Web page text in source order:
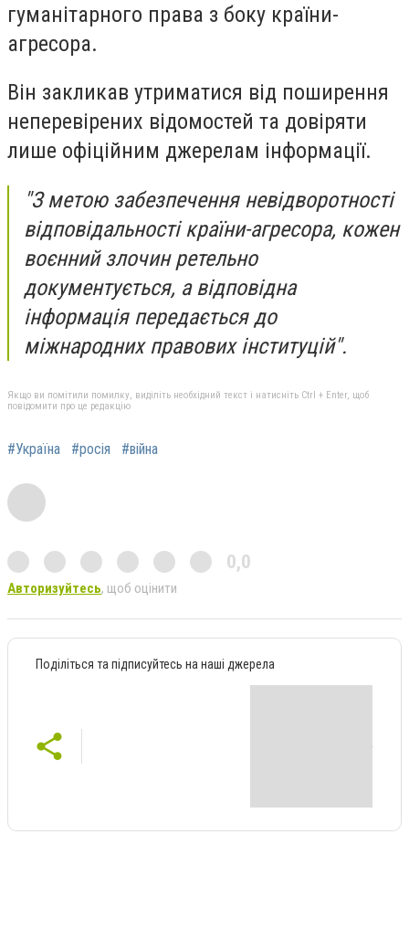
гуманітарного права з боку країни-
агресора.
Він закликав утриматися від поширення
неперевірених відомостей та довіряти
лише офіційним джерелам інформації.
"З метою забезпечення невідворотності
відповідальності країни-агресора, кожен
воєнний злочин ретельно
документується, а відповідна
інформація передається до
міжнародних правових інституцій".
Якщо ви помітили помилку, виділіть необхідний текст і натисніть Ctrl + Enter, щоб
повідомити про це редакцію
#Україна #росія #війна
0,0
Авторизуйтесь, щоб оцінити
Поділіться та підписуйтесь на наші джерела